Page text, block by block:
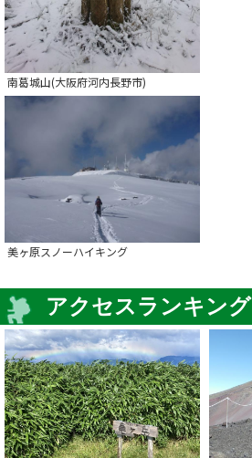
南葛城山(大阪府河内長野市)
美ヶ原スノーハイキング
アクセスランキング